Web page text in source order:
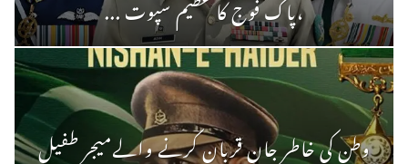
وطن کی خاطر جان قربان کرنے والےمیجر طفیل